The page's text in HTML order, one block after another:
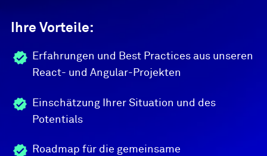
Komponenten neu geladen werden, die
Ebenfalls zu erwähnen ist, dass React durch
seine große Bekanntheit von dem Maintainer
verbessert wird.
Ihre Vorteile:
Erfahrungen und Best Practices aus unseren
React- und Angular-Projekten
Einschätzung Ihrer Situation und des
Potentials
Roadmap für die gemeinsame